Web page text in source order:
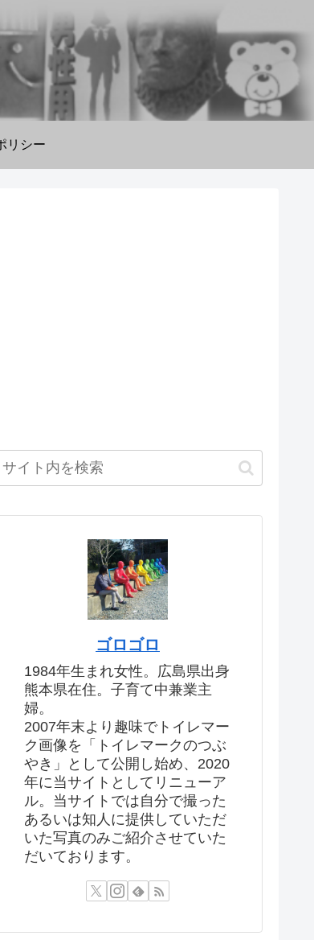
リシー
ゴロゴロ
1984年生まれ女性。広島県出身
熊本県在住。子育て中兼業主
婦。
2007年末より趣味でトイレマー
ク画像を「トイレマークのつぶ
やき」として公開し始め、2020
年に当サイトとしてリニューア
ル。当サイトでは自分で撮った
あるいは知人に提供していただ
いた写真のみご紹介させていた
だいております。